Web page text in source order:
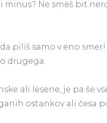
Ne smeš bit
piliš samo v eno
drugega.
ali lesene, je pa še
ostankov ali česa